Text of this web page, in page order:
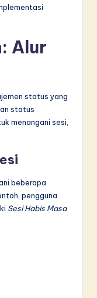
Alur
status yang
status
menangani sesi,
beberapa
pengguna
Sesi Habis Masa